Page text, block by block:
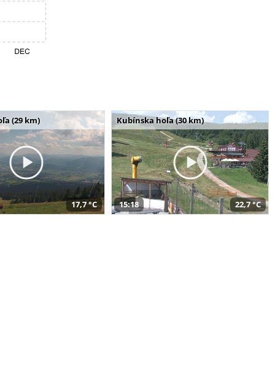
(29 km)
17,7 °C
Kubínska hoľa (30 km)
15:18 22,7 °C